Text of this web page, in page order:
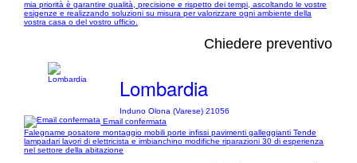
mia priorità è garantire qualità, precisione e rispetto dei tempi, ascoltando le vostre
esigenze e realizzando soluzioni su misura per valorizzare ogni ambiente della
vostra casa o del vostro ufficio.
Chiedere preventivo
Lombardia
Induno Olona (Varese) 21056
Email confermata
Falegname posatore montaggio mobili porte infissi pavimenti galleggianti Tende
lampadari lavori di elettricista e imbianchino modifiche riparazioni 30 di esperienza
nel settore della abitazione